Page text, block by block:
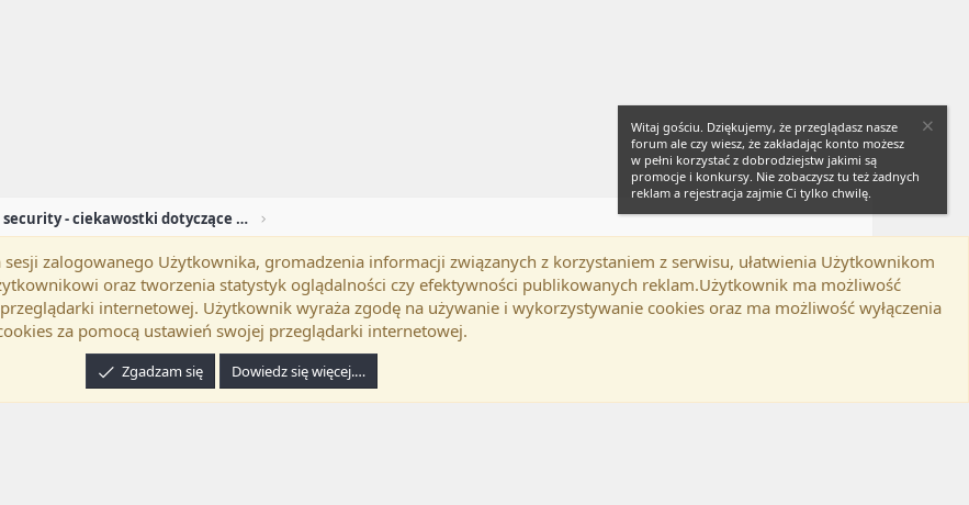
Newsroom security - ciekawostki dotyczące security
Polski (PL) Kontakt Regulamin Polityka prywatności Pomoc TwitterKontakt
RSS
Tłumaczenie wykonane przezprogramyzadarmo.net.pl
Witaj gościu. Dziękujemy, że przeglądasz nasze
forum ale czy wiesz, że zakładając konto możesz
w pełni korzystać z dobrodziejstw jakimi są
promocje i konkursy. Nie zobaczysz tu też żadnych
reklam a rejestracja zajmie Ci tylko chwilę.
zalogowanego Użytkownika, gromadzenia informacji związanych z korzystaniem z serwisu, ułatwienia Użytkownikom
oraz tworzenia statystyk oglądalności czy efektywności publikowanych reklam.Użytkownik ma możliwość
internetowej. Użytkownik wyraża zgodę na używanie i wykorzystywanie cookies oraz ma możliwość wyłączenia
za pomocą ustawień swojej przeglądarki internetowej.
Zgadzam się Dowiedz się więcej.…